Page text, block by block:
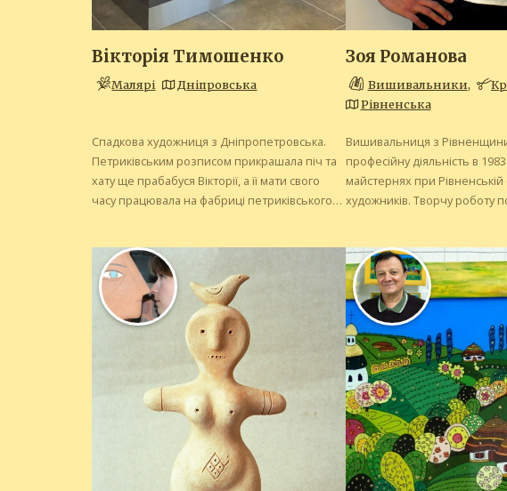
Вікторія Тимошенко
Малярі Дніпровська
Спадкова художниця з Дніпропетровська.
Петриківським розписом прикрашала піч та
хату ще прабабуся Вікторії, а її мати свого
часу працювала на фабриці петриківського
малярства...
Зоя Романова
Вишивальники,
Рівненська
Вишивальниця з
професійну діяльність в
майстернях при Рівненській
художників. Творчу роботу
замовлення. Надихається
орнаментами, природою і
автентичним одягом.